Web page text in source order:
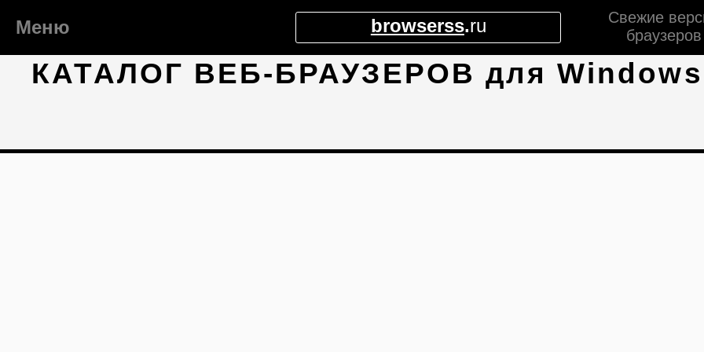
КАТАЛОГ ВЕБ-БРАУЗЕРОВ для Windows
Свежие
браузеров
browserss.ru
Меню